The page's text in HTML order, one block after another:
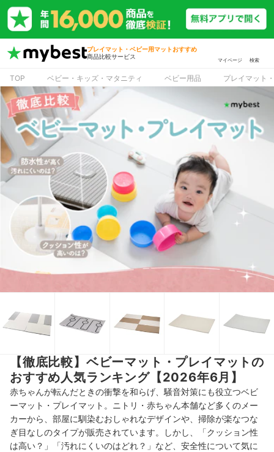
プレイマット・ベビー用マットおすすめ
商品比較サービス
マイページ 検索
TOP ベビー・キッズ・マタニティ ベビー用品 プレイマット
【徹底比較】ベビーマット・プレイマットの
おすすめ人気ランキング【2026年6月】
赤ちゃんが転んだときの衝撃を和らげ、騒音対策にも役立つベビ
ーマット・プレイマット。ニトリ・赤ちゃん本舗など多くのメー
カーから、部屋に馴染むおしゃれなデザインや、掃除が楽なつな
ぎ目なしのタイプが販売されています。しかし、「クッション性
は高い？」「汚れにくいのはどれ？」など、安全性について気に